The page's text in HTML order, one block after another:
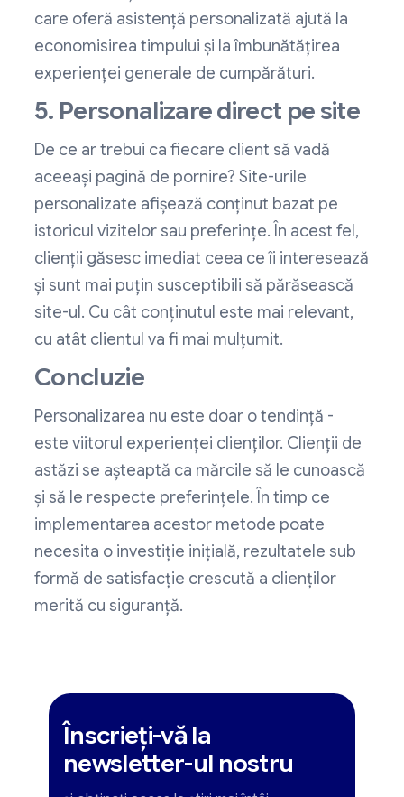
care oferă asistență personalizată ajută la
economisirea timpului și la îmbunătățirea
experienței generale de cumpărături.
5. Personalizare direct pe site
De ce ar trebui ca fiecare client să vadă
aceeași pagină de pornire? Site-urile
personalizate afișează conținut bazat pe
istoricul vizitelor sau preferințe. În acest fel,
clienții găsesc imediat ceea ce îi interesează
și sunt mai puțin susceptibili să părăsească
site-ul. Cu cât conținutul este mai relevant,
cu atât clientul va fi mai mulțumit.
Concluzie
Personalizarea nu este doar o tendință -
este viitorul experienței clienților. Clienții de
astăzi se așteaptă ca mărcile să le cunoască
și să le respecte preferințele. În timp ce
implementarea acestor metode poate
necesita o investiție inițială, rezultatele sub
formă de satisfacție crescută a clienților
merită cu siguranță.
Înscrieți-vă la
newsletter-ul nostru